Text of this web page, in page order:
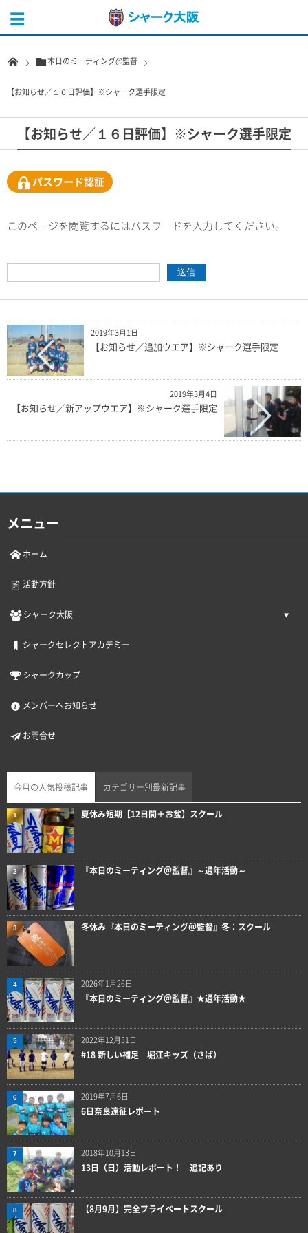
本日のミーティング@監督
【お知らせ／１６日評価】※シャーク選手限定
【お知らせ／１６日評価】※シャーク選手限定
パスワード認証
このページを閲覧するにはパスワードを入力してください。
2019年3月1日
【お知らせ／追加ウエア】※シャーク選手限定
2019年3月4日
【お知らせ／新アップウエア】※シャーク選手限定
メニュー
ホーム
活動方針
シャーク大阪
シャークセレクトアカデミー
シャークカップ
メンバーへお知らせ
お問合せ
今月の人気投稿記事 カテゴリー別最新記事
夏休み短期【12日間＋お盆】スクール
1
『本日のミーティング＠監督』～通年活動～
2
冬休み『本日のミーティング＠監督』冬：スクール
3
2026年1月26日
『本日のミーティング＠監督』★通年活動★
4
2022年12月31日
#18 新しい補足 堀江キッズ（さば）
5
2019年7月6日
6日奈良遠征レポート
6
2018年10月13日
13日（日）活動レポート！ 追記あり
7
【8月9月】完全プライベートスクール
8